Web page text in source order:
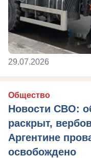
29.07.2026
Общество
Новости СВО:
раскрыт,
Аргентине
освобождено